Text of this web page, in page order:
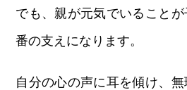
でも、親が元気でいること
番の支えになります。
自分の心の声に耳を傾け、